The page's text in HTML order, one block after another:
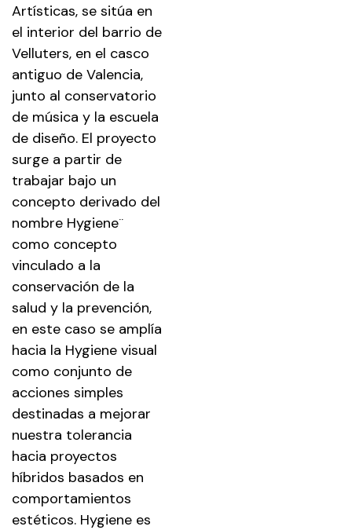
Artísticas, se sitúa en
el interior del barrio de
Velluters, en el casco
antiguo de Valencia,
junto al conservatorio
de música y la escuela
de diseño. El proyecto
surge a partir de
trabajar bajo un
concepto derivado del
nombre Hygiene¨
como concepto
vinculado a la
conservación de la
salud y la prevención,
en este caso se amplía
hacia la Hygiene visual
como conjunto de
acciones simples
destinadas a mejorar
nuestra tolerancia
hacia proyectos
híbridos basados en
comportamientos
estéticos. Hygiene es